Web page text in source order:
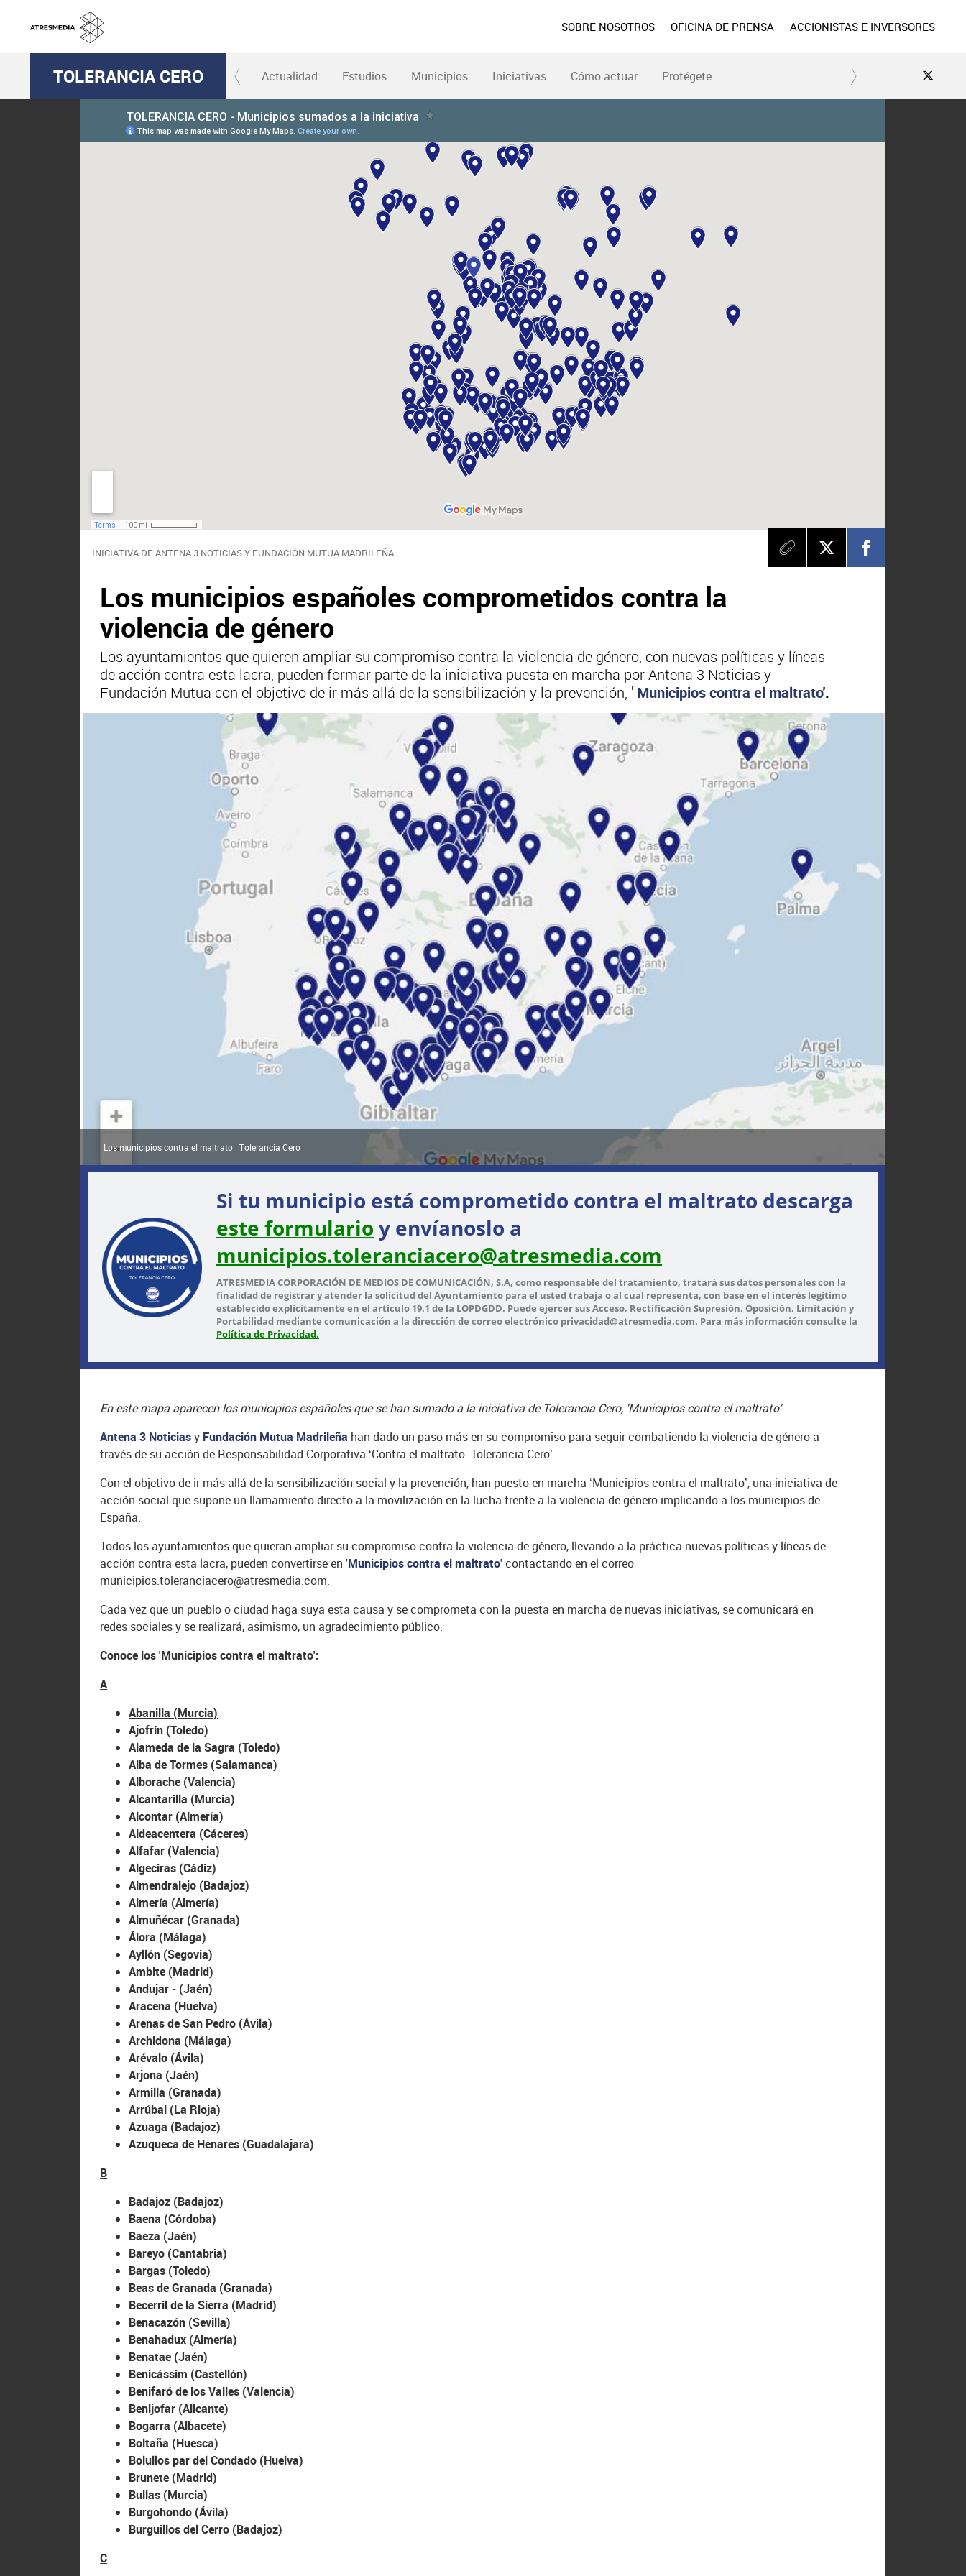
SOBRE NOSOTROS OFICINA DE PRENSA ACCIONISTAS E INVERSORES
TOLERANCIA CERO Actualidad Estudios Municipios Iniciativas Cómo actuar Protégete
INICIATIVA DE ANTENA 3 NOTICIAS Y FUNDACIÓN MUTUA MADRILEÑA
Los municipios españoles comprometidos contra la
violencia de género
Los ayuntamientos que quieren ampliar su compromiso contra la violencia de género, con nuevas políticas y líneas
de acción contra esta lacra, pueden formar parte de la iniciativa puesta en marcha por Antena 3 Noticias y
Fundación Mutua con el objetivo de ir más allá de la sensibilización y la prevención, ' Municipios contra el maltrato'.
Los municipios contra el maltrato | Tolerancia Cero
Si tu municipio está comprometido contra el maltrato descarga
este formulario y envíanoslo a
municipios.toleranciacero@atresmedia.com
ATRESMEDIA CORPORACIÓN DE MEDIOS DE COMUNICACIÓN, S.A, como responsable del tratamiento, tratará sus datos personales con la
finalidad de registrar y atender la solicitud del Ayuntamiento para el usted trabaja o al cual representa, con base en el interés legítimo
establecido explícitamente en el artículo 19.1 de la LOPDGDD. Puede ejercer sus Acceso, Rectificación Supresión, Oposición, Limitación y
Portabilidad mediante comunicación a la dirección de correo electrónico privacidad@atresmedia.com. Para más información consulte la
Política de Privacidad.
En este mapa aparecen los municipios españoles que se han sumado a la iniciativa de Tolerancia Cero, 'Municipios contra el maltrato'
Antena 3 Noticiasy Fundación Mutua Madrileña han dado un paso más en su compromiso para seguir combatiendo la violencia de género a
través de su acción de Responsabilidad Corporativa ‘Contra el maltrato. Tolerancia Cero’.
Con el objetivo de ir más allá de la sensibilización social y la prevención, han puesto en marcha ‘Municipios contra el maltrato’, una iniciativa de
acción social que supone un llamamiento directo a la movilización en la lucha frente a la violencia de género implicando a los municipios de
España.
Todos los ayuntamientos que quieran ampliar su compromiso contra la violencia de género, llevando a la práctica nuevas políticas y líneas de
acción contra esta lacra, pueden convertirse en 'Municipios contra el maltrato' contactando en el correo
municipios.toleranciacero@atresmedia.com.
Cada vez que un pueblo o ciudad haga suya esta causa y se comprometa con la puesta en marcha de nuevas iniciativas, se comunicará en
redes sociales y se realizará, asimismo, un agradecimiento público.
Conoce los 'Municipios contra el maltrato':
A
Abanilla (Murcia)
Ajofrín (Toledo)
Alameda de la Sagra (Toledo)
Alba de Tormes (Salamanca)
Alborache (Valencia)
Alcantarilla (Murcia)
Alcontar (Almería)
Aldeacentera (Cáceres)
Alfafar (Valencia)
Algeciras (Cádiz)
Almendralejo (Badajoz)
Almería (Almería)
Almuñécar (Granada)
Álora (Málaga)
Ayllón (Segovia)
Ambite (Madrid)
Andujar - (Jaén)
Aracena (Huelva)
Arenas de San Pedro (Ávila)
Archidona (Málaga)
Arévalo (Ávila)
Arjona (Jaén)
Armilla (Granada)
Arrúbal (La Rioja)
Azuaga (Badajoz)
Azuqueca de Henares (Guadalajara)
B
Badajoz (Badajoz)
Baena (Córdoba)
Baeza (Jaén)
Bareyo (Cantabria)
Bargas (Toledo)
Beas de Granada (Granada)
Becerril de la Sierra (Madrid)
Benacazón (Sevilla)
Benahadux (Almería)
Benatae (Jaén)
Benicássim (Castellón)
Benifaró de los Valles (Valencia)
Benijofar (Alicante)
Bogarra (Albacete)
Boltaña (Huesca)
Bolullos par del Condado (Huelva)
Brunete (Madrid)
Bullas (Murcia)
Burgohondo (Ávila)
Burguillos del Cerro (Badajoz)
C